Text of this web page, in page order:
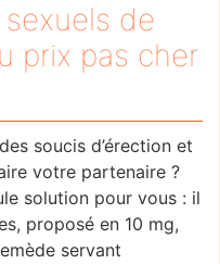
de
prix pas cher
soucis d’érection et
votre partenaire ?
solution pour vous : il
proposé en 10 mg,
servant